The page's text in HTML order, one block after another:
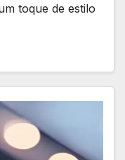
toque de estilo